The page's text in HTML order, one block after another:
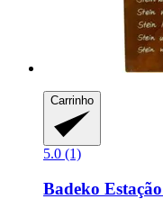
Carrinho
5.0 (1)
Badeko